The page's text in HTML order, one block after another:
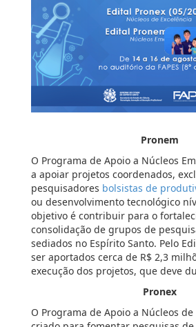
Pronem
O Programa de Apoio a Núcleos
a apoiar projetos coordenados,
pesquisadores bolsistas de
ou desenvolvimento tecnológico
objetivo é contribuir para o
consolidação de grupos de
sediados no Espírito Santo. Pelo
ser aportados cerca de R$ 2,3
execução dos projetos, que deve
Pronex
O Programa de Apoio a Núcleos